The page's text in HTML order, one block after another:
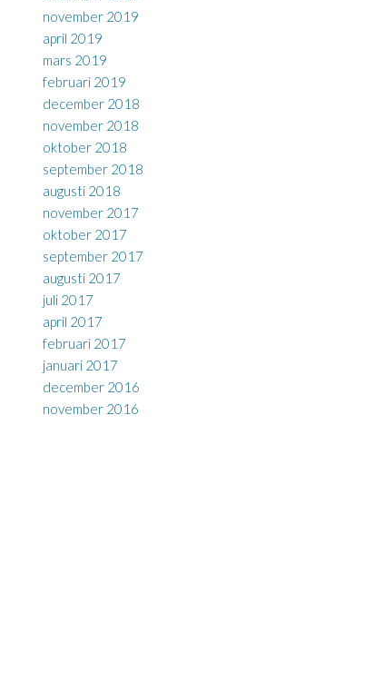
november 2019
april 2019
mars 2019
februari 2019
december 2018
november 2018
oktober 2018
september 2018
augusti 2018
november 2017
oktober 2017
september 2017
augusti 2017
juli 2017
april 2017
februari 2017
januari 2017
december 2016
november 2016